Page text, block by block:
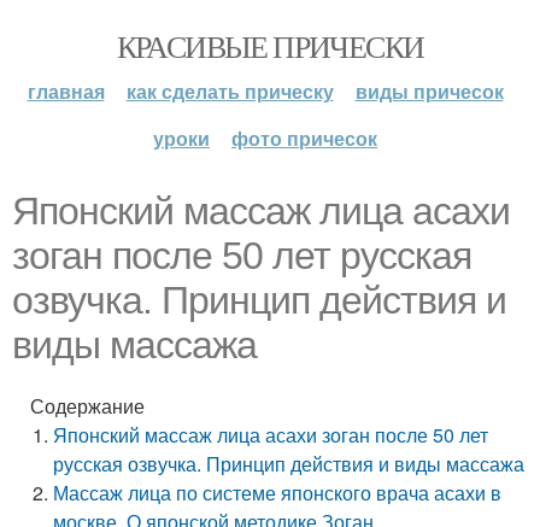
КРАСИВЫЕ ПРИЧЕСКИ
главная как сделать прическу
виды причесок
уроки
фото причесок
Японский массаж лица асахи
зоган после 50 лет русская
озвучка. Принцип действия и
виды массажа
Содержание
Японский массаж лица асахи зоган после 50 лет
русская озвучка. Принцип действия и виды массажа
Массаж лица по системе японского врача асахи в